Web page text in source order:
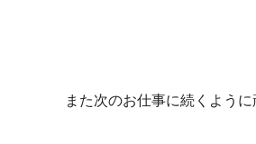
また次のお仕事に続くように